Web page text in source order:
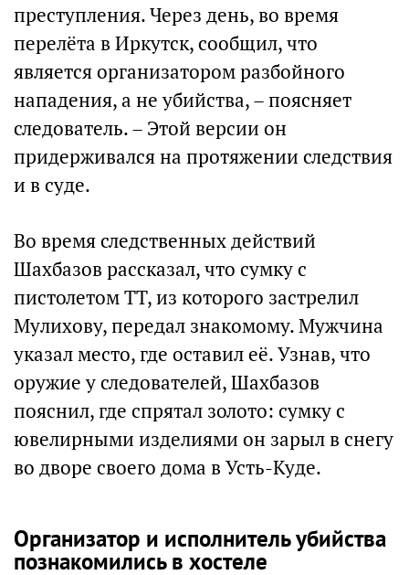
преступления. Через день, во время
перелёта в Иркутск, сообщил, что
является организатором разбойного
нападения, а не убийства, – поясняет
следователь. – Этой версии он
придерживался на протяжении следствия
и в суде.
Во время следственных действий
Шахбазов рассказал, что сумку с
пистолетом ТТ, из которого застрелил
Мулихову, передал знакомому. Мужчина
указал место, где оставил её. Узнав, что
оружие у следователей, Шахбазов
пояснил, где спрятал золото: сумку с
ювелирными изделиями он зарыл в снегу
во дворе своего дома в Усть-Куде.
Организатор и исполнитель убийства
познакомились в хостеле